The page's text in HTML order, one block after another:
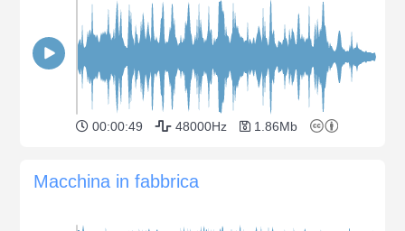
00:00:49 48000Hz 1.86Mb
Macchina in fabbrica